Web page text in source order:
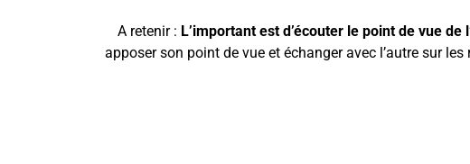
A retenir : L’important est d’écouter le point de vue de
apposer son point de vue et échanger avec l’autre sur